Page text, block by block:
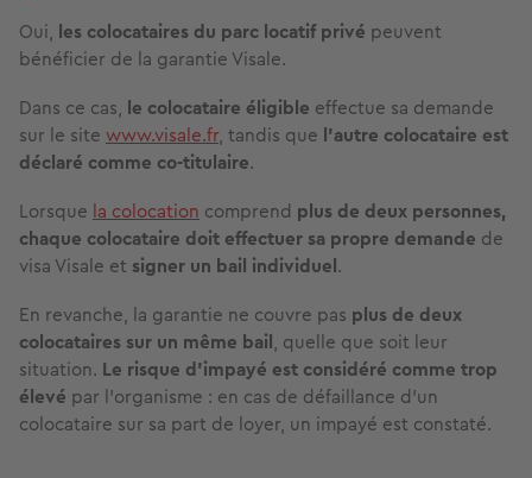
Oui, les colocataires du parc locatif privé peuvent
bénéficier de la garantie Visale.
Dans ce cas, le colocataire éligible effectue sa demande
sur le site www.visale.fr, tandis que l’autre colocataire est
déclaré comme co-titulaire.
Lorsque la colocation comprend plus de deux personnes,
chaque colocataire doit effectuer sa propre demande de
visa Visale et signer un bail individuel.
En revanche, la garantie ne couvre pas plus de deux
colocataires sur un même bail, quelle que soit leur
situation. Le risque d’impayé est considéré comme trop
élevé par l’organisme : en cas de défaillance d’un
colocataire sur sa part de loyer, un impayé est constaté.